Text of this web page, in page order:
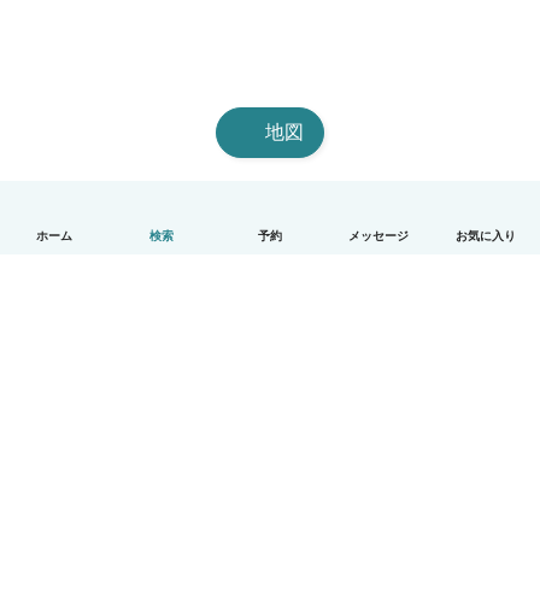
ホーム 検索 予約 メッセージ お気に入り
地図